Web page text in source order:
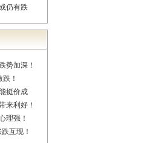
仍有跌
势加深！
！
挺价成
来利好！
理强！
互现！